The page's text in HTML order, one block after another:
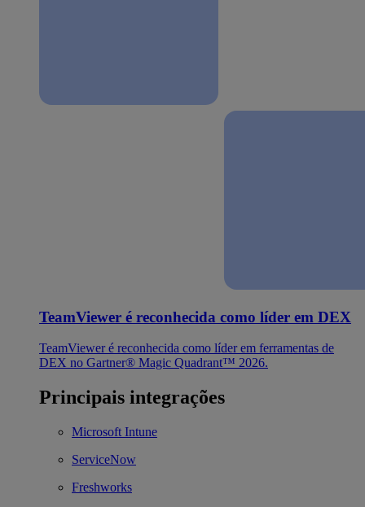
TeamViewer é reconhecida como líder em DEX
TeamViewer é reconhecida como líder em ferramentas de
DEX no Gartner® Magic Quadrant™ 2026.
Principais integrações
Microsoft Intune
ServiceNow
Freshworks